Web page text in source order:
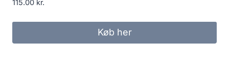
115.00 kr.
Køb her